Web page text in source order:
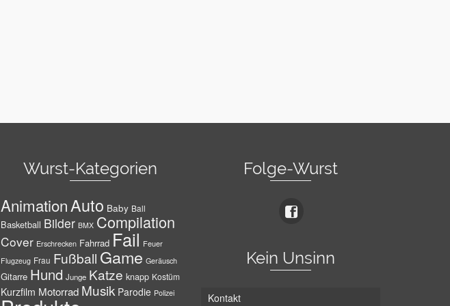
Wurst-Kategorien
AnimationAuto Baby Ball
Basketball Bilder BMX Compilation
Cover Erschrecken Fahrrad Fail Feuer
Flugzeug Frau Fußball Game Geräusch
Gitarre Hund Junge Katze knapp Kostüm
Kurzfilm Motorrad Musik Parodie Polizei
Folge-Wurst
Kein Unsinn
Kontakt